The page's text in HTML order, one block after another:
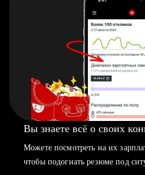
Вы знаете всё о своих
Можете посмотреть на их
чтобы подогнать резюме под